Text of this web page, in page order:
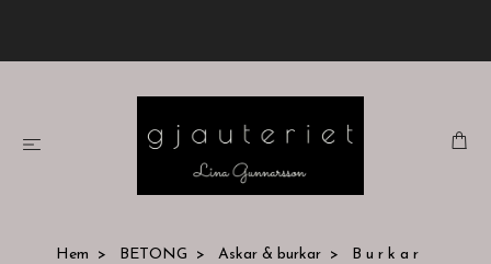
Hem BETONG Askar & burkar B u r k a r